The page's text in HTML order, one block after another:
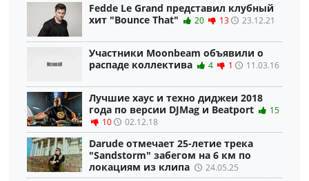
Fedde Le Grand представил клубный
хит "Bounce That"
20 13 23.12.21
Участники Moonbeam объявили о
распаде коллектива
4 1 11.03.16
Лучшие хаус и техно диджеи 2018
года по версии DJMag и Beatport
15
10
02.12.18
Darude отмечает 25-летие трека
"Sandstorm" забегом на 6 км по
локациям из клипа
24.05.25